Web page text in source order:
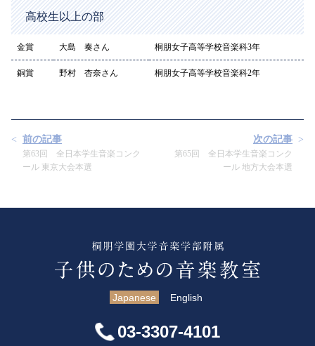
高校生以上の部
金賞 大島 奏さん 桐朋女子高等学校音楽科3年
銅賞 野村 杏奈さん 桐朋女子高等学校音楽科2年
前の記事
第63回 全日本学生音楽コンク
ール 東京大会本選
次の記事
第65回 全日本学生音楽コンク
ール 地方大会本選
Japanese English
03-3307-4101